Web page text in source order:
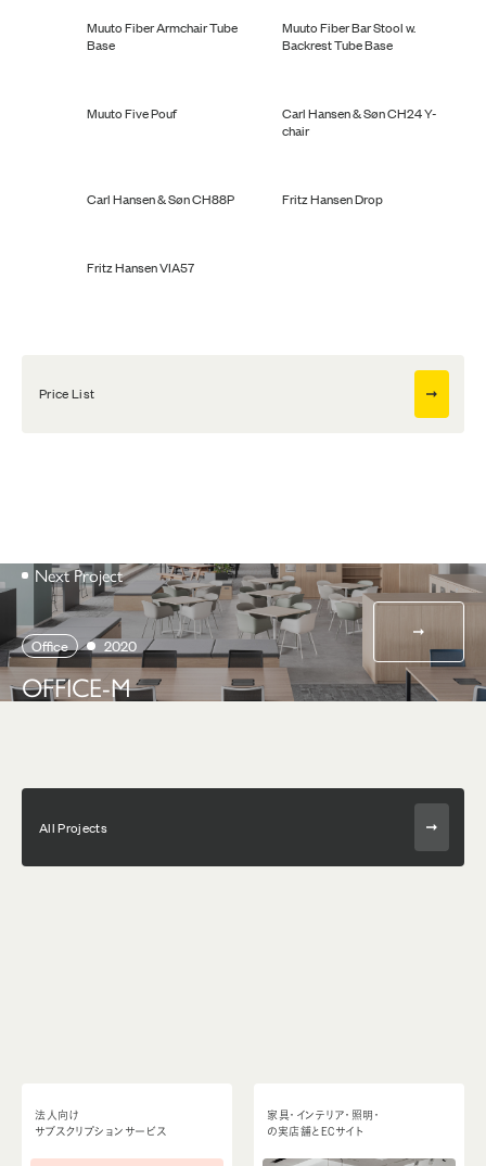
Muuto Fiber Armchair Tube
Base
Muuto Fiber Bar Stool w.
Backrest Tube Base
Muuto Five Pouf
Carl Hansen & Søn CH24 Y-
chair
Carl Hansen & Søn CH88P Fritz Hansen Drop
Fritz Hansen VIA57
Price List
Next Project
Office 2020
OFFICE-M
All Projects
法人向け
サブスクリプションサービス
家具・インテリア・照明・
の実店舗とECサイト